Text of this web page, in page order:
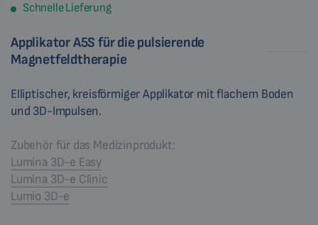
Schnelle Lieferung
Applikator A5S für die pulsierende
Magnetfeldtherapie
Elliptischer, kreisförmiger Applikator mit flachem Boden
und 3D-Impulsen.
Zubehör für das Medizinprodukt:
Lumina 3D-e Easy
Lumina 3D-e Clinic
Lumio 3D-e